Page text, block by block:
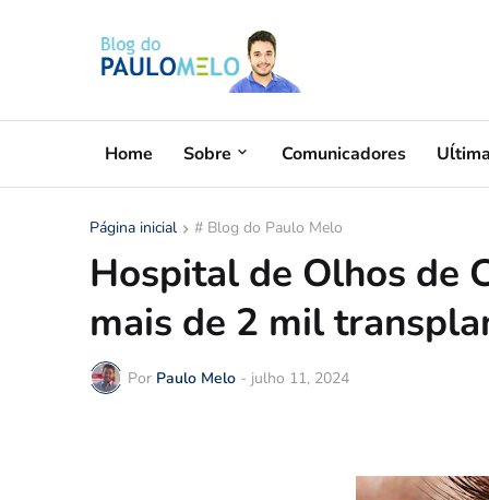
Home Sobre Comunicadores
Página inicial # Blog do Paulo Melo
Hospital de Olhos de
mais de 2 mil
Por Paulo Melo - julho 11, 2024